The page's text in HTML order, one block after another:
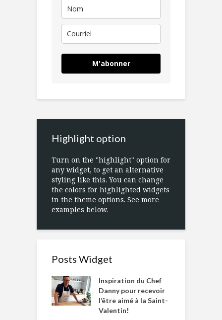
M'abonner
Highlight option
Turn on the "highlight" option for
any widget, to get an alternative
styling like this. You can change
the colors for highlighted widgets
in the theme options. See more
examples below.
Posts Widget
Inspiration du Chef
Danny pour recevoir
l’être aimé à la Saint-
Valentin!